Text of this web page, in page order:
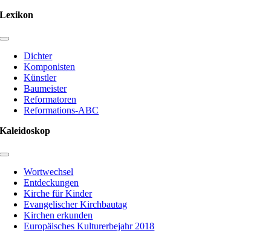
Lexikon
Toggle
Navigation
Dichter
Komponisten
Künstler
Baumeister
Reformatoren
Reformations-ABC
Kaleidoskop
Toggle
NavigationWortwechsel
Entdeckungen
Kirche für Kinder
Evangelischer Kirchbautag
Kirchen erkunden
Europäisches Kulturerbejahr 2018